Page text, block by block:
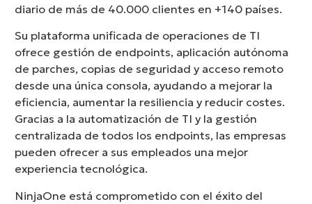
diario de más de 40.000 clientes en +140 países.
Su plataforma unificada de operaciones de TI
ofrece gestión de endpoints, aplicación autónoma
de parches, copias de seguridad y acceso remoto
desde una única consola, ayudando a mejorar la
eficiencia, aumentar la resiliencia y reducir costes.
Gracias a la automatización de TI y la gestión
centralizada de todos los endpoints, las empresas
pueden ofrecer a sus empleados una mejor
experiencia tecnológica.
NinjaOne está comprometido con el éxito del